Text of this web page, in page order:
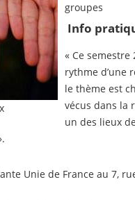
groupes
Info
« Ce
rythme d’une
le thème est
vécus dans la
un des lieux
Unie de France au 7,